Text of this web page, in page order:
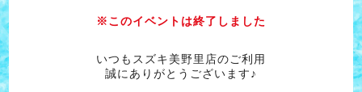
※このイベントは終了しました
いつもスズキ美野里店のご利用
誠にありがとうございます♪